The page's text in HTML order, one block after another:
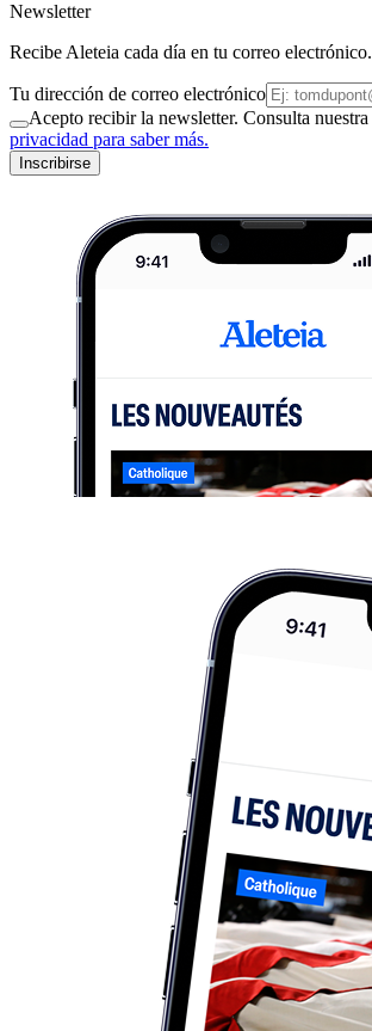
Newsletter
Recibe Aleteia cada día en tu correo electrónico.
Tu dirección de correo electrónico
Acepto recibir la newsletter. Consulta nuestra
privacidad para saber más.
Inscribirse